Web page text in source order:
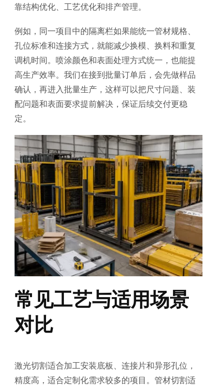
靠结构优化、工艺优化和排产管理。
例如，同一项目中的隔离栏如果能统一管材规格、
孔位标准和连接方式，就能减少换模、换料和重复
调机时间。喷涂颜色和表面处理方式统一，也能提
高生产效率。我们在接到批量订单后，会先做样品
确认，再进入批量生产，这样可以把尺寸问题、装
配问题和表面要求提前解决，保证后续交付更稳
定。
常见工艺与适用场景
对比
激光切割适合加工安装底板、连接片和异形孔位，
精度高，适合定制化需求较多的项目。管材切割适